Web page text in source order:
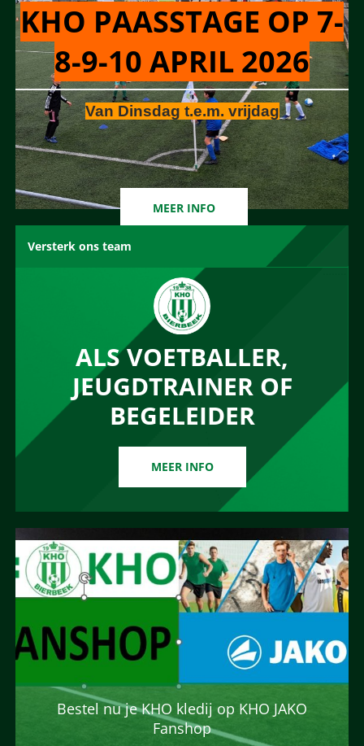
KHO PAASSTAGE OP 7-
8-9-10 APRIL 2026
Van Dinsdag t.e.m. vrijdag
MEER INFO
Versterk ons team
ALS VOETBALLER,
JEUGDTRAINER OF
BEGELEIDER
MEER INFO
Bestel nu je KHO kledij op KHO JAKO
Fanshop